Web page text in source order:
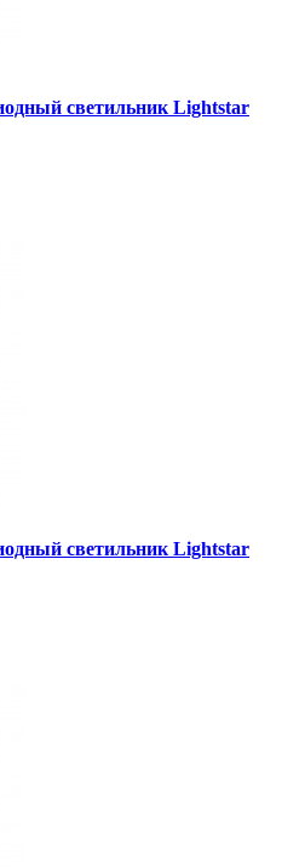
светильник Lightstar
светильник Lightstar